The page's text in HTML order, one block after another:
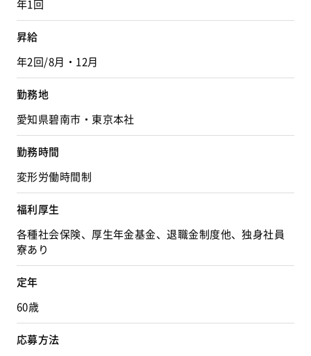
年1回
昇給
年2回/8月・12月
勤務地
愛知県碧南市・東京本社
勤務時間
変形労働時間制
福利厚生
各種社会保険、厚生年金基金、退職金制度他、独身社員
寮あり
定年
60歳
応募方法